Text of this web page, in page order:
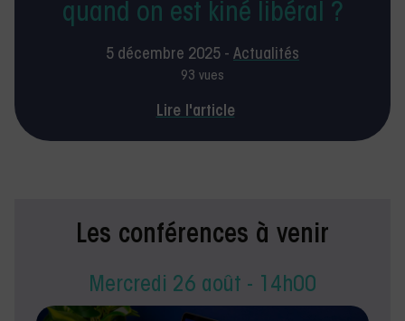
quand on est kiné libéral ?
5 décembre 2025 - Actualités
93 vues
Lire l'article
Les conférences à venir
Mercredi 26 août - 14h00